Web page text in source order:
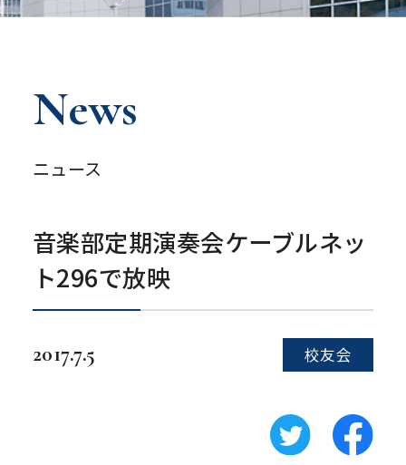
News
ニュース
音楽部定期演奏会ケーブルネッ
ト296で放映
2017.7.5 校友会